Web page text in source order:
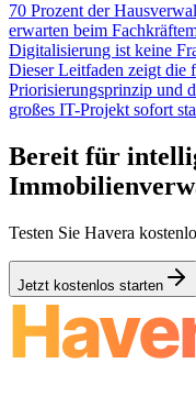
70 Prozent der
erwarten beim
Digitalisierung ist keine
Dieser Leitfaden zeigt die
Priorisierungsprinzip und
großes IT-Projekt sofort
Bereit für
Testen Sie Havera
Jetzt kostenlos starten